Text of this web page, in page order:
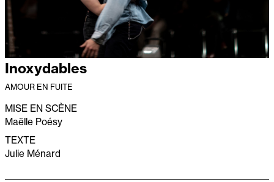
Inoxydables
AMOUR EN FUITE
MISE EN SCÈNE
Maëlle Poésy
TEXTE
Julie Ménard